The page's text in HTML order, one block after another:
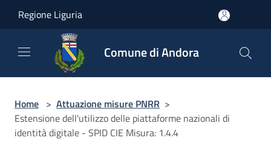
Regione Liguria
Comune di Andora
Home > Attuazione misure PNRR >
Estensione dell'utilizzo delle piattaforme nazionali di
identità digitale - SPID CIE Misura: 1.4.4